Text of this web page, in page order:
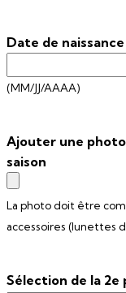
Date de
(MM/JJ/AAAA)
Ajouter une photo
saison
La photo doit être
accessoires (lunettes
Sélection de la 2e